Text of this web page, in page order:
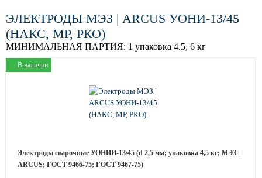
ЭЛЕКТРОДЫ МЭЗ | ARCUS УОНИ-13/45
(НАКС, МР, РКО)
МИНИМАЛЬНАЯ ПАРТИЯ: 1 упаковка 4.5, 6 кг
В наличии
Электроды сварочные УОНИИ-13/45 (d 2,5 мм; упаковка 4,5 кг; МЭЗ |
ARCUS; ГОСТ 9466-75; ГОСТ 9467-75)